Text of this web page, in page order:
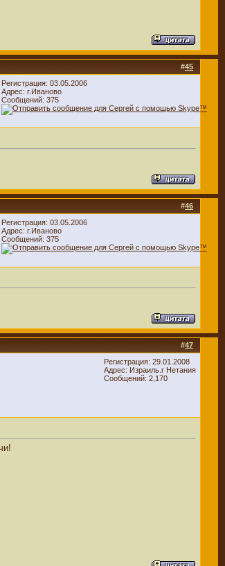
#45
Регистрация: 03.05.2006
Адрес: г.Иваново
Сообщений: 375
#46
Регистрация: 03.05.2006
Адрес: г.Иваново
Сообщений: 375
#47
Регистрация: 29.01.2008
Адрес: Израиль.г Нетания
Сообщений: 2,170